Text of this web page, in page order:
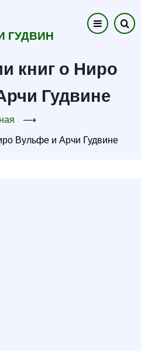
ГУДВИН
книг о Ниро
Гудвине
⟶
Вульфе и Арчи Гудвине